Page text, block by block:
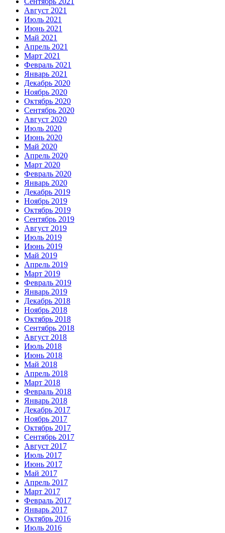
Август 2021
Июль 2021
Июнь 2021
Май 2021
Апрель 2021
Март 2021
Февраль 2021
Январь 2021
Декабрь 2020
Ноябрь 2020
Октябрь 2020
Сентябрь 2020
Август 2020
Июль 2020
Июнь 2020
Май 2020
Апрель 2020
Март 2020
Февраль 2020
Январь 2020
Декабрь 2019
Ноябрь 2019
Октябрь 2019
Сентябрь 2019
Август 2019
Июль 2019
Июнь 2019
Май 2019
Апрель 2019
Март 2019
Февраль 2019
Январь 2019
Декабрь 2018
Ноябрь 2018
Октябрь 2018
Сентябрь 2018
Август 2018
Июль 2018
Июнь 2018
Май 2018
Апрель 2018
Март 2018
Февраль 2018
Январь 2018
Декабрь 2017
Ноябрь 2017
Октябрь 2017
Сентябрь 2017
Август 2017
Июль 2017
Июнь 2017
Май 2017
Апрель 2017
Март 2017
Февраль 2017
Январь 2017
Октябрь 2016
Июль 2016